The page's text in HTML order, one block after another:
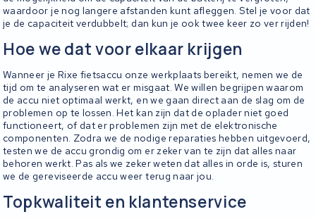
waardoor je nog langere afstanden kunt afleggen. Stel je voor dat
je de capaciteit verdubbelt; dan kun je ook twee keer zo ver rijden!
Hoe we dat voor elkaar krijgen
Wanneer je Rixe fietsaccu onze werkplaats bereikt, nemen we de
tijd om te analyseren wat er misgaat. We willen begrijpen waarom
de accu niet optimaal werkt, en we gaan direct aan de slag om de
problemen op te lossen. Het kan zijn dat de oplader niet goed
functioneert, of dat er problemen zijn met de elektronische
componenten. Zodra we de nodige reparaties hebben uitgevoerd,
testen we de accu grondig om er zeker van te zijn dat alles naar
behoren werkt. Pas als we zeker weten dat alles in orde is, sturen
we de gereviseerde accu weer terug naar jou.
Topkwaliteit en klantenservice